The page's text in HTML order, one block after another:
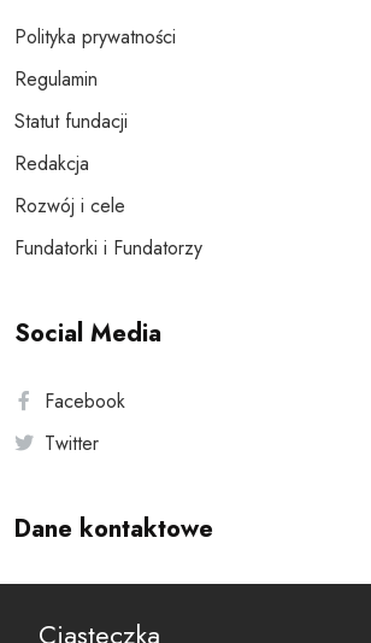
Polityka prywatności
Regulamin
Statut fundacji
Redakcja
Rozwój i cele
Fundatorki i Fundatorzy
Social Media
Facebook
Twitter
Dane kontaktowe
Ciasteczka